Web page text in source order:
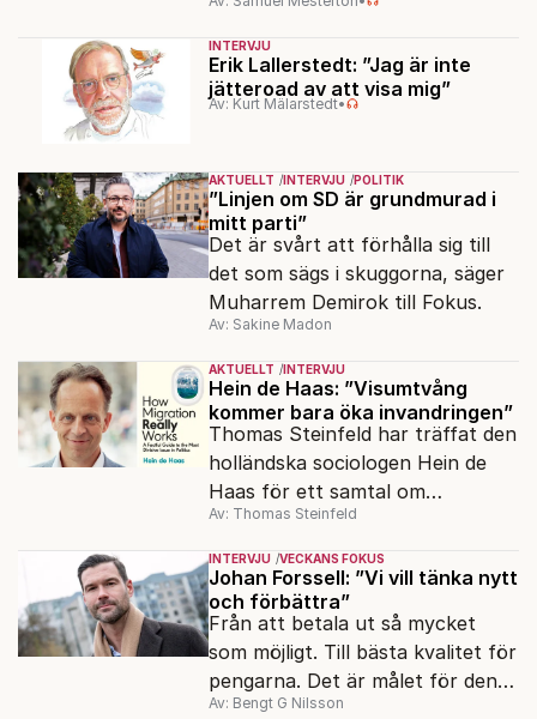
sjöjungfruhistoria ”Sommaren
1985” korsas Saltkråkan med
Stephen King.
INTERVJU
Erik Lallerstedt: ”Jag är inte
jätteroad av att visa mig”
Av: Kurt Mälarstedt•
AKTUELLT INTERVJU POLITIK
”Linjen om SD är grundmurad i
mitt parti”
Det är svårt att förhålla sig till
det som sägs i skuggorna, säger
Muharrem Demirok till Fokus.
Av: Sakine Madon
AKTUELLT INTERVJU
Hein de Haas: ”Visumtvång
kommer bara öka invandringen”
Thomas Steinfeld har träffat den
holländska sociologen Hein de
Haas för ett samtal om
migrationens myter.
Av: Thomas Steinfeld
INTERVJU VECKANS FOKUS
Johan Forssell: ”Vi vill tänka nytt
och förbättra”
Från att betala ut så mycket
som möjligt. Till bästa kvalitet för
pengarna. Det är målet för den
nya biståndspolitiken, enligt
Av: Bengt G Nilsson